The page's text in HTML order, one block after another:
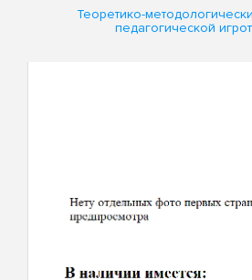
Теоретико-
педагогической